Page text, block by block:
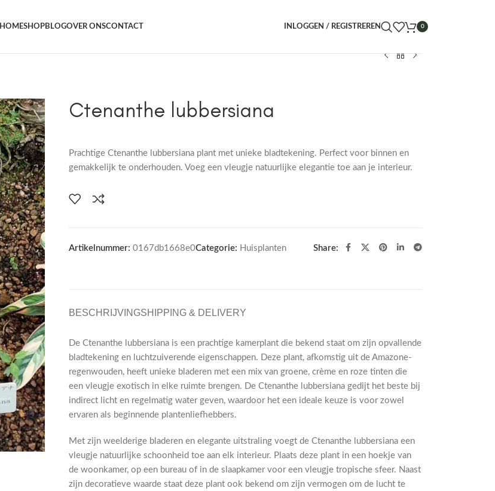
HOMESHOPBLOGOVER ONSCONTACT INLOGGEN / REGISTREREN 0
Ctenanthe lubbersiana
Prachtige Ctenanthe lubbersiana plant met unieke bladtekening. Perfect voor binnen en
gemakkelijk te onderhouden. Voeg een vleugje natuurlijke elegantie toe aan je interieur.
Artikelnummer: 0167db1668e0Categorie: Huisplanten Share:
BESCHRIJVINGSHIPPING & DELIVERY
De Ctenanthe lubbersiana is een prachtige kamerplant die bekend staat om zijn opvallende
bladtekening en luchtzuiverende eigenschappen. Deze plant, afkomstig uit de Amazone-
regenwouden, heeft unieke bladeren met een mix van groene, crème en roze tinten die
een vleugje exotisch in elke ruimte brengen. De Ctenanthe lubbersiana gedijt het beste bij
indirect licht en regelmatig water geven, waardoor het een ideale keuze is voor zowel
ervaren als beginnende plantenliefhebbers.
Met zijn weelderige bladeren en elegante uitstraling voegt de Ctenanthe lubbersiana een
vleugje natuurlijke schoonheid toe aan elk interieur. Plaats deze plant in een hoekje van
de woonkamer, op een bureau of in de slaapkamer voor een vleugje tropische sfeer. Naast
zijn decoratieve waarde staat deze plant ook bekend om zijn vermogen om de lucht te